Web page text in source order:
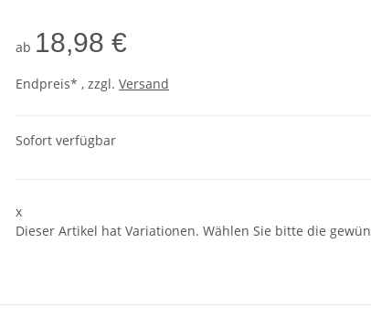
ab 18,98 €
Endpreis* , zzgl. Versand
Sofort verfügbar
x
Dieser Artikel hat Variationen. Wählen Sie bitte die